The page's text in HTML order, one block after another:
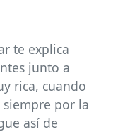
te explica
junto a
rica, cuando
siempre por la
así de